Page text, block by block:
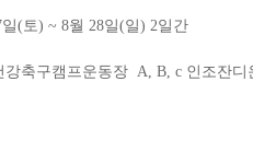
(토) ~ 8월 28일(일) 2일간
강축구캠프운동장 A, B, c 인조잔디